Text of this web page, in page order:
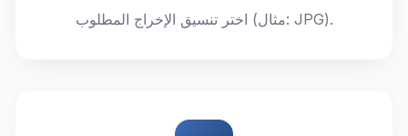
اختر تنسيق الإخراج المطلوب (مثال: JPG).